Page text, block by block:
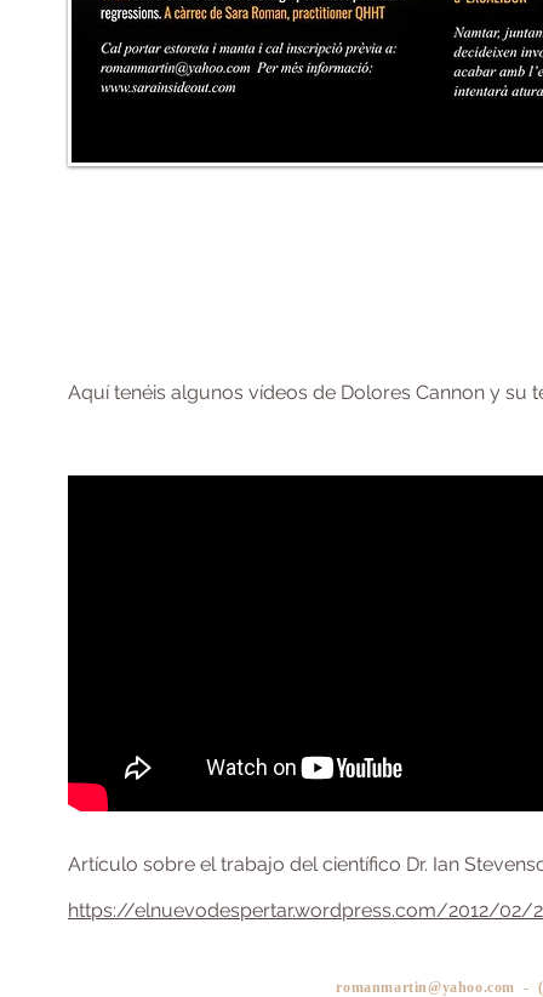
Aquí tenéis algunos vídeos de Dolores Cannon y
Artículo sobre el trabajo del científico Dr. Ian
https://elnuevodespertar.wordpress.com/2012/
romanmartin@yahoo.com -